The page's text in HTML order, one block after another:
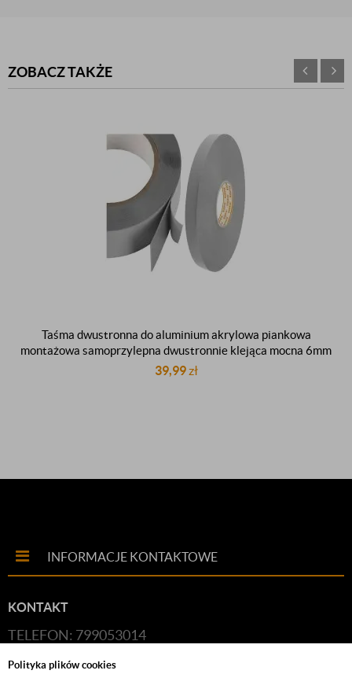
Polityka plików cookies
ZOBACZ TAKŻE
Taśma dwustronna do aluminium akrylowa piankowa
montażowa samoprzylepna dwustronnie klejąca mocna 6mm
33m
39,99zł
INFORMACJE KONTAKTOWE
KONTAKT
TELEFON: 799053014
E-MAIL:HANDLOWY@BUDFIX.PL